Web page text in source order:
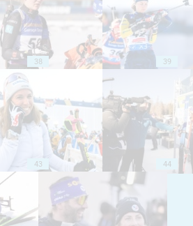
38 39
43 44